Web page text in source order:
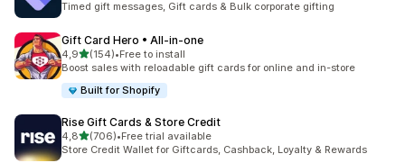
Timed gift messages, Gift cards & Bulk corporate gifting
Gift Card Hero • All‑in‑one
4,9na 5 gwiazdek
(154)
Łączna liczba recenzji: 154
•Free to install
Boost sales with reloadable gift cards for online and in-store
Built for Shopify
Rise Gift Cards & Store Credit
4,8na 5 gwiazdek
(706)
Łączna liczba recenzji: 706
•Free trial available
Store Credit Wallet for Giftcards, Cashback, Loyalty & Rewards